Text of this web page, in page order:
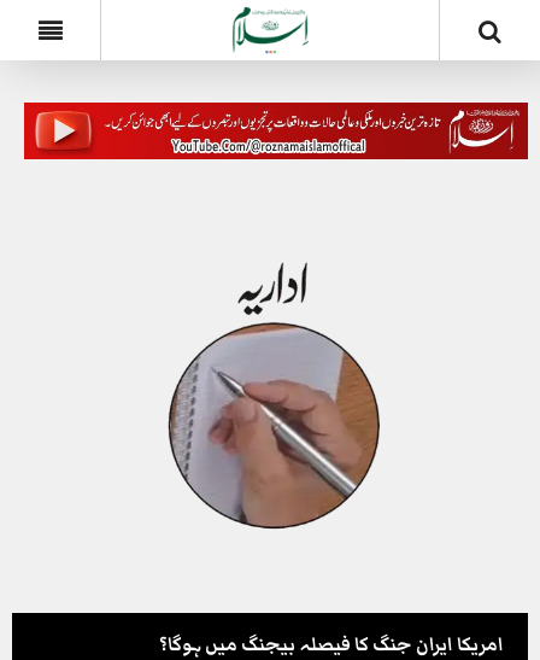
امریکا ایران جنگ کا فیصلہ بیجنگ میں ہوگا؟